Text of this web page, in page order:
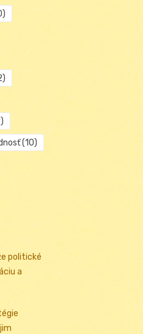
(10)
politické
a